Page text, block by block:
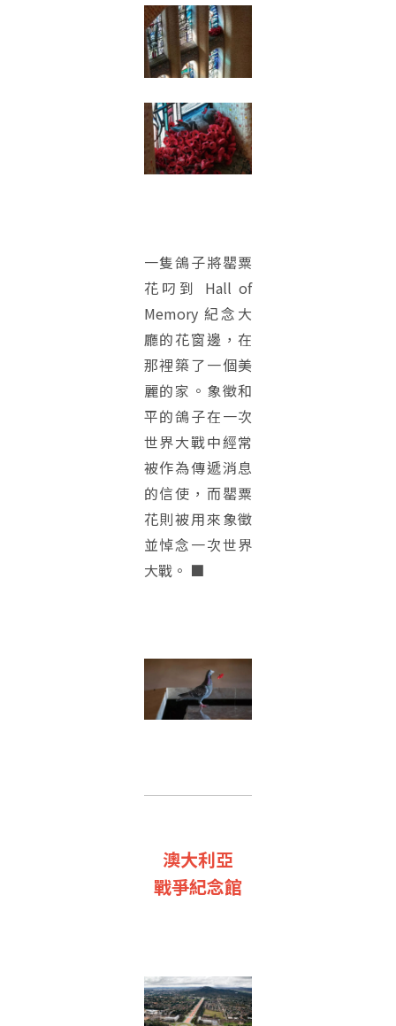
一隻鴿子將罌粟
花叼到 Hall of
Memory 紀念大
廳的花窗邊，在
那裡築了一個美
麗的家。象徵和
平的鴿子在一次
世界大戰中經常
被作為傳遞消息
的信使，而罌粟
花則被用來象徵
並悼念一次世界
大戰。 ■
澳大利亞
戰爭紀念館